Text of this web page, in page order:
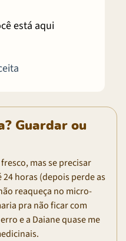
está aqui
Guardar ou
mas se precisar
horas (depois perde as
reaqueça no micro-
pra não ficar com
e a Daiane quase me